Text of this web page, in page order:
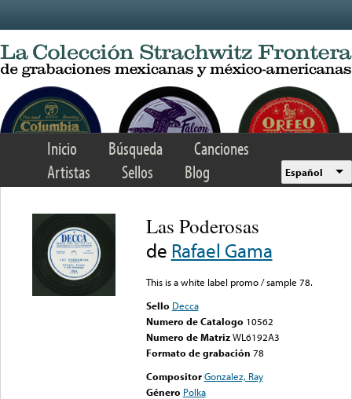
Inicio Búsqueda
Canciones
Artistas
Sellos Blog Español
Las Poderosas
de Rafael Gama
This is a white label promo / sample 78.
Sello Decca
Numero de Catalogo 10562
Numero de Matriz WL6192A3
Formato de grabación 78
Compositor Gonzalez, Ray
Género Polka